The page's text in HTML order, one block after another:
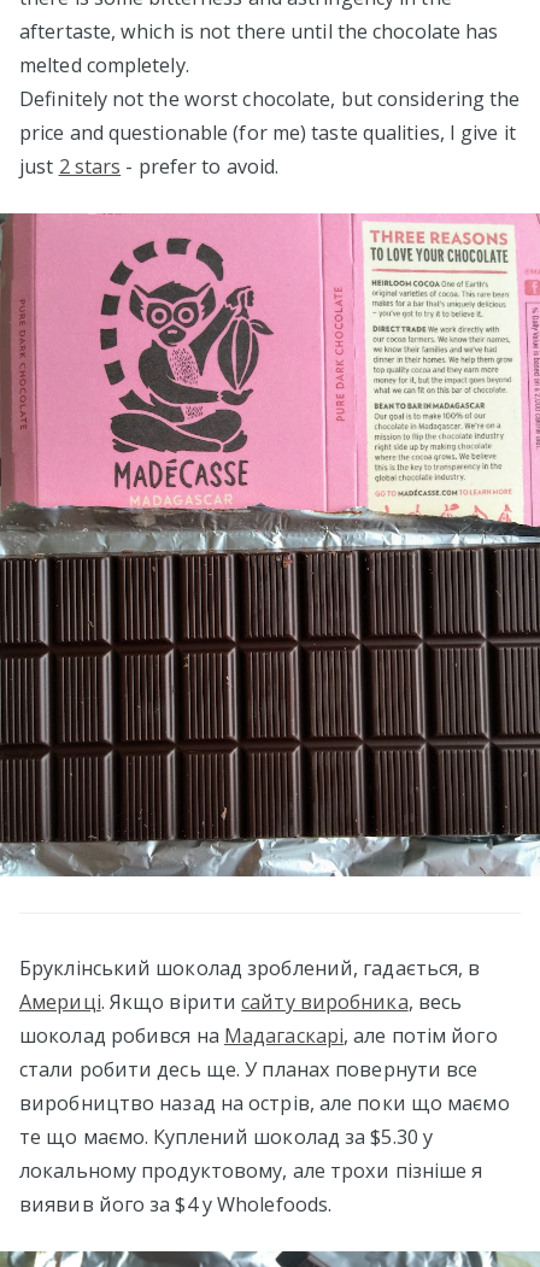
aftertaste, which is not there until the chocolate has
melted completely.
Definitely not the worst chocolate, but considering the
price and questionable (for me) taste qualities, I give it
just 2 stars - prefer to avoid.
Бруклінський шоколад зроблений, гадається, в
Америці. Якщо віритисайту виробника, весь
шоколад робився на Мадагаскарі, але потім його
стали робити десь ще. У планах повернути все
виробництво назад на острів, але поки що маємо
те що маємо. Куплений шоколад за $5.30 у
локальному продуктовому, але трохи пізніше я
виявив його за $4 у Wholefoods.